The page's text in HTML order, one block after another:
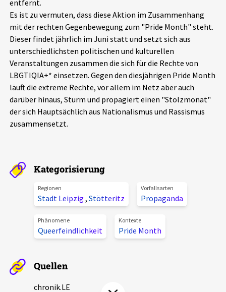
Schlaglichter
Phänomene
Aktuelles
Alle Beiträge
Veranstaltungen
Podcasts
Über uns
Unterstützer_innen
Spenden
chronik.LE in der Presse
entfernt.
Es ist zu vermuten, dass diese Aktion im Zusammenhang
mit der rechten Gegenbewegung zum "Pride Month" steht.
Dieser findet jährlich im Juni statt und setzt sich aus
unterschiedlichsten politischen und kulturellen
Veranstaltungen zusammen die sich für die Rechte von
LBGTIQIA+* einsetzen. Gegen den diesjährigen Pride Month
läuft die extreme Rechte, vor allem im Netz aber auch
darüber hinaus, Sturm und propagiert einen "Stolzmonat"
der sich Hauptsächlich aus Nationalismus und Rassismus
zusammensetzt.
Kategorisierung
Regionen
Stadt Leipzig , Stötteritz
Vorfallsarten
Propaganda
Phänomene
Queerfeindlichkeit
Kontexte
Pride Month
Quellen
chronik.LE